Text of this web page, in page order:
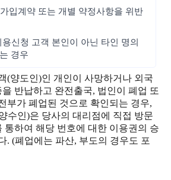
입계약 또는 개별 약정사항을 위반
신청 고객 본인이 아닌 타인 명의
경우
(양도인)인 개인이 사망하거나 외국
반납하고 완전출국, 법인이 폐업 또
부가 폐업된 것으로 확인되는 경우,
수인)은 당사의 대리점에 직접 방문
통하여 해당 번호에 대한 이용권의 승
. (폐업에는 파산, 부도의 경우도 포